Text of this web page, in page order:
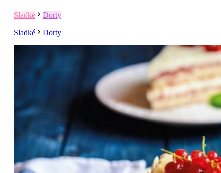
Sladké Dorty
Sladké Dorty